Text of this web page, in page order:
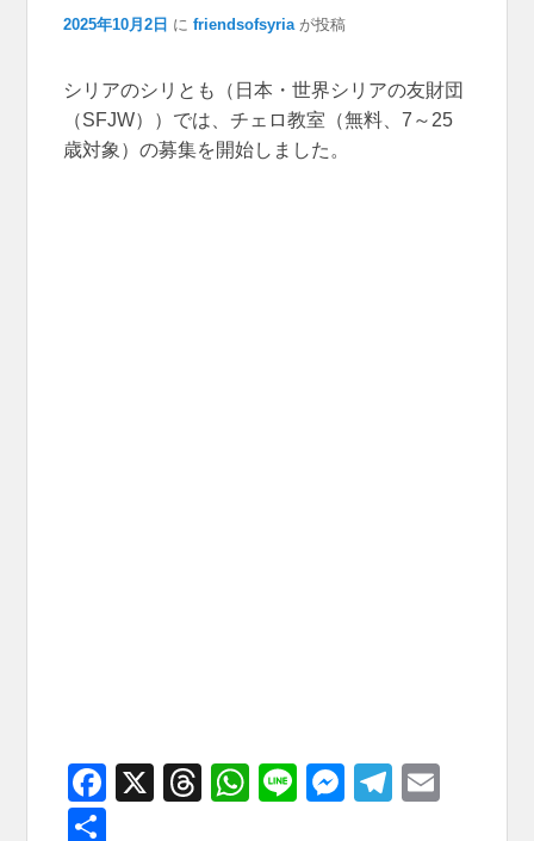
2025年10月2日 に friendsofsyria が投稿
シリアのシリとも（日本・世界シリアの友財団
（SFJW））では、チェロ教室（無料、7～25
歳対象）の募集を開始しました。
F
X
T
W
Li
M
T